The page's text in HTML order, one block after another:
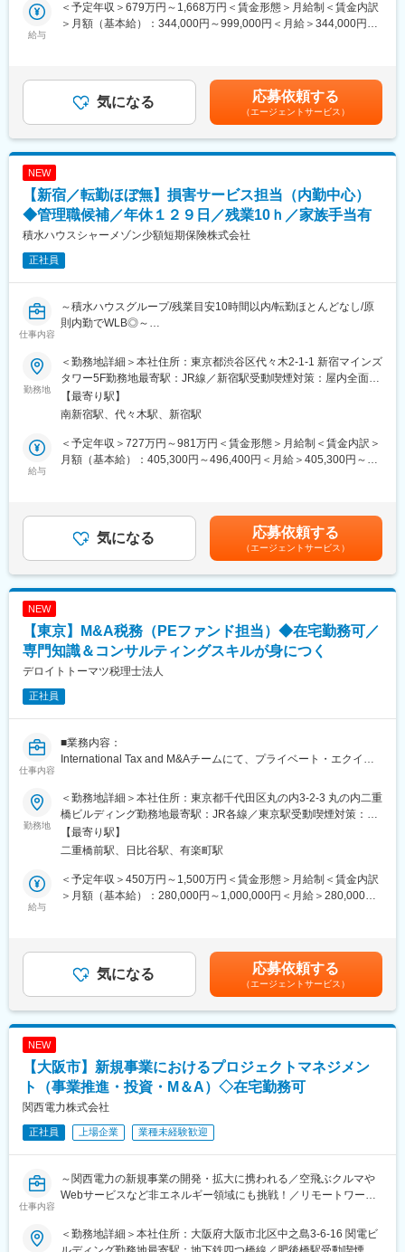
■具体的な業務
・電力トレーディング戦略検討、収益改善
・契約内容の確認・交渉
・上層部へレポーティング及びその資料作成
■魅力
◎ソフトバンクのエネルギー分野は近年で急成長しており、新規
達/販売に加え、収益改善を目的としたトレーディングを実施
※当課は、トレーディング事業をSBパワーの新たな成長の軸とす
◎電力小売業として販売量上位に位置するため、バイングパワー
を活かした交渉が可能
◎ソフトバンクグループのブランドやネットワークを活かし、多
種多様な企業と取引が可能
■今後の展望
グループ内のカーボンニュートラルや再エネメニューの提供を目
■働き方
・転勤実質なし
状拠点は竹芝本社のみであり、他の勤務地はございません。
■当社について
当社はソフトバンク株式会社100%出資の子会社です。電力小売事
ネ支援、カーボンニュートラル実現支援等、新たな価値を付加し
たサービスを提供しています。
変更の範囲：会社の定める業務
給与
＜予定年収＞679万円～1,668万円＜賃金形態＞月給制＜賃金内訳
＞月額（基本給）：344,000円～999,000円＜月給＞344,000円～
算）■賞与：年2回、特別加算賞与 ※会社業績、個人別評価に応
じて変動■昇給：年1回■評価制度：貢献度評価、コア能力評価賃
金はあくまでも目安の金額であり、選考を通じて上下する可能性
があります。月給(月額)は固定手当を含めた表記です。
気になる 応募依頼する
（エージェントサービス）
NEW
【新宿／転勤ほぼ無】損害サービス担当（内勤中心）
◆管理職候補／年休１２９日／残業10ｈ／家族手当有
積水ハウスシャーメゾン少額短期保険株式会社
正社員
仕事内容
～積水ハウスグループ/残業目安10時間以内/転勤ほとんどなし/原
則内勤でWLB◎～
■職務内容
当社損害サービス担当として、積水ハウスグループが建築・管理
する賃貸住宅「シャーメゾン」にお住まいになる入居者様におけ
る、損害発生時のお客様への保険金お支払い業務、及びこれに関
わる付随業務をご担当いただきます。
・発生原因や損害の確認、調査
・損害額、賠償額についての説明、及び相手方との交渉
※例外はございますが、ほぼオフィスワークでの業務となります。
※管理職候補の募集となりますが、これまでのご経験次第では、管
理職としてのオファーに関して打診させていただく可能性もござ
目安10時間以内とワークライフバランスの整った働き方の実現が
可能です。
・制度としては転勤の可能性がございますが、当社の拠点は東京
メゾン」にお住まいになる入居者様の「幸せなシャーメゾンライ
フを安全・安心の観点からお守りする」ことを事業の目的とした
生活にかかわる事故が起こった場合にシャーメゾンライフを保障
する、シャーメゾン入居者専用の保険商品（シャーメゾンライフ
GUARD）を提供しております。
社であることから、積水ハウス不動産グループ各社が保険契約の
扱い代理店となっており、いざ事故が発生した場合も、賃貸住宅
変更の範囲：会社の定める業務
勤務地
＜勤務地詳細＞本社住所：東京都渋谷区代々木2-1-1 新宿マインズ
タワー5F勤務地最寄駅：JR線／新宿駅受動喫煙対策：屋内全面禁
煙変更の範囲：会社の定める事業所
【最寄り駅】
南新宿駅、代々木駅、新宿駅
給与
＜予定年収＞727万円～981万円＜賃金形態＞月給制＜賃金内訳＞
月額（基本給）：405,300円～496,400円＜月給＞405,300円～
であり、選考を通じて上下する可能性があります。月給(月額)は固
定手当を含めた表記です。
気になる 応募依頼する
（エージェントサービス）
NEW
【東京】M&A税務（PEファンド担当）◆在宅勤務可／
専門知識＆コンサルティングスキルが身につく
デロイトトーマツ税理士法人
正社員
仕事内容
■業務内容：
International Tax and M&Aチームにて、プライベート・エクイテ
アップ、売却という一連のライフサイクルに関連して、ＰＥファ
ンドやその投資先に対する、以下のような業務を行っていただく
ことを想定しております。
1）税務デューデリジェンス：買収や売却の対象となる会社の過去
の潜在的な租税債務・リスクや改善機会等の調査・分析・対応策
の助言及び提案
2）税務ストラクチャー：下記を含む各種事項に関する税務上の論
2.資金調達：ファンド組成、買収目的会社組成、共同投資家から
の資金調達、LBOローン返済手法や支払利子の買収対象事業所得
ェンス実施時に識別された改善機会の実行、投資先による追加買
収実行など
5.売却：トレードセールやIPO等Exitに応じた売却手法の分析など
債務・リスク等を鑑みた株式売買契約等に関する税務観点からの
各種事項について税務観点からの定量分析など
企業価値向上の専門家集団であるPEファンドと協同しながら日本
経済の活性化に貢献することのできる社会的意義の高い業務で
勤務地
＜勤務地詳細＞本社住所：東京都千代田区丸の内3-2-3 丸の内二重
橋ビルディング勤務地最寄駅：JR各線／東京駅受動喫煙対策：屋
内喫煙可能場所あり変更の範囲：会社の定める事業所（リモート
ワーク含む）
【最寄り駅】
二重橋前駅、日比谷駅、有楽町駅
給与
＜予定年収＞450万円～1,500万円＜賃金形態＞月給制＜賃金内訳
＞月額（基本給）：280,000円～1,000,000円＜月給＞280,000円
1回賃金はあくまでも目安の金額であり、選考を通じて上下する可
能性があります。月給(月額)は固定手当を含めた表記です。
気になる 応募依頼する
（エージェントサービス）
NEW
【大阪市】新規事業におけるプロジェクトマネジメン
ト（事業推進・投資・M＆A）◇在宅勤務可
関西電力株式会社
正社員 上場企業 業種未経験歓迎
仕事内容
～関西電力の新規事業の開発・拡大に携われる／空飛ぶクルマや
Webサービスなど非エネルギー領域にも挑戦！／リモートワーク
■業務内容：
開発部門の事業の中でも、主に、「カーボンオフセット・クレジ
＜勤務地詳細＞本社住所：大阪府大阪市北区中之島3-6-16 関電ビ